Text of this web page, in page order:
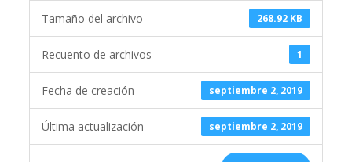
268.92 KB
Tamaño del archivo
1
Recuento de archivos
septiembre 2, 2019
Fecha de creación
septiembre 2, 2019
Última actualización